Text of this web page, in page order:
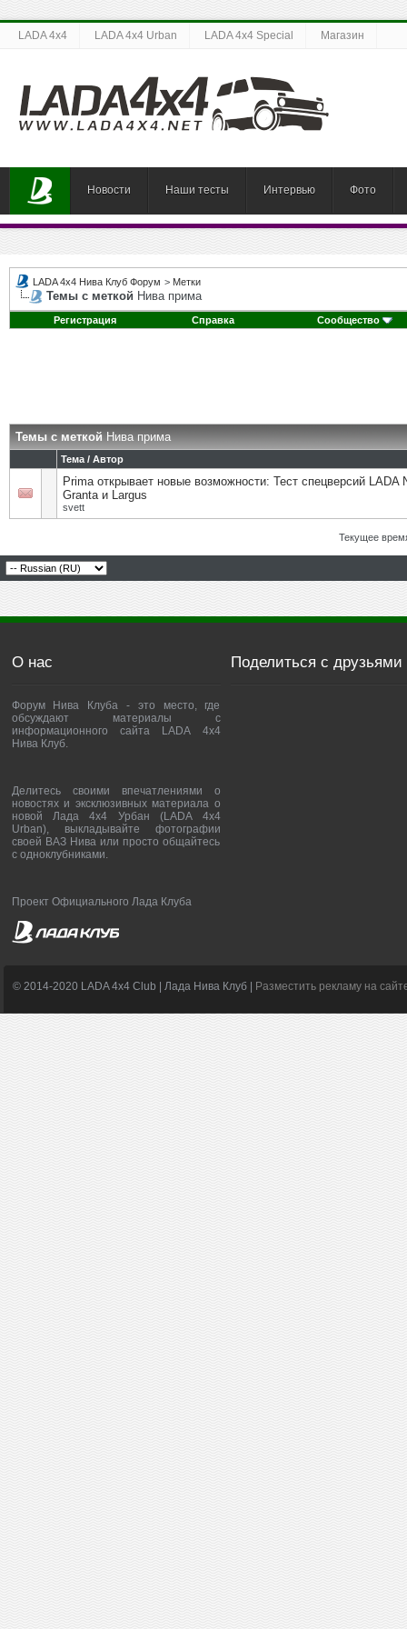
LADA 4x4 LADA 4x4 Urban LADA 4x4 Special Магазин
Новости Наши тесты Интервью Фото
LADA 4x4 Нива Клуб Форум > Метки
Темы с меткой Нива прима
Регистрация Справка Сообщество
Темы с меткойНива прима
Тема / Автор
Prima открывает новые возможности: Тест спецверсий LADA
Granta и Largus
svett
Текущее
О нас
Форум Нива Клуба - это место, где
обсуждают материалы с
информационного сайта LADA 4x4
Нива Клуб.
Делитесь своими впечатлениями о
новостях и эксклюзивных материала о
новой Лада 4х4 Урбан (LADA 4x4
Urban), выкладывайте фотографии
своей ВАЗ Нива или просто общайтесь
с одноклубниками.
Проект Официального Лада Клуба
Поделиться с друзьями
© 2014-2020 LADA 4x4 Club | Лада Нива Клуб | Разместить рекламу на